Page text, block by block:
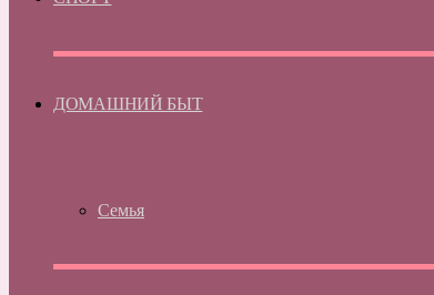
ДОМАШНИЙ БЫТ
Семья